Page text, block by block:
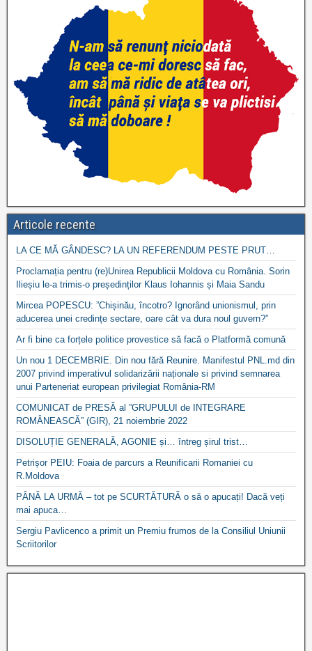
Articole recente
LA CE MĂ GÂNDESC? LA UN REFERENDUM PESTE PRUT…
Proclamația pentru (re)Unirea Republicii Moldova cu România. Sorin
Ilieșiu le-a trimis-o președinților Klaus Iohannis și Maia Sandu
Mircea POPESCU: ”Chișinău, încotro? Ignorând unionismul, prin
aducerea unei credințe sectare, oare cât va dura noul guvern?”
Ar fi bine ca forțele politice provestice să facă o Platformă comună
Un nou 1 DECEMBRIE. Din nou fără Reunire. Manifestul PNL.md din
2007 privind imperativul solidarizării naționale si privind semnarea
unui Parteneriat european privilegiat România-RM
COMUNICAT de PRESĂ al ”GRUPULUI de INTEGRARE
ROMÂNEASCĂ” (GIR), 21 noiembrie 2022
DISOLUȚIE GENERALĂ, AGONIE și… întreg șirul trist…
Petrișor PEIU: Foaia de parcurs a Reunificarii Romaniei cu
R.Moldova
PÂNĂ LA URMĂ – tot pe SCURTĂTURĂ o să o apucați! Dacă veți
mai apuca…
Sergiu Pavlicenco a primit un Premiu frumos de la Consiliul Uniunii
Scriitorilor